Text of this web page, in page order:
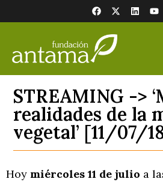
STREAMING ->
realidades de la
vegetal’ [11/07/
Hoy miércoles 11 de julio a